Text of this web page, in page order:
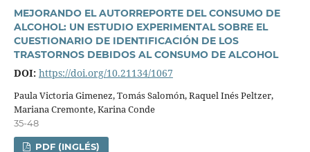
MEJORANDO EL AUTORREPORTE DEL CONSUMO DE
ALCOHOL: UN ESTUDIO EXPERIMENTAL SOBRE EL
CUESTIONARIO DE IDENTIFICACIÓN DE LOS
TRASTORNOS DEBIDOS AL CONSUMO DE ALCOHOL
DOI: https://doi.org/10.21134/1067
Paula Victoria Gimenez, Tomás Salomón, Raquel Inés Peltzer,
Mariana Cremonte, Karina Conde
35-48
PDF (INGLÉS)